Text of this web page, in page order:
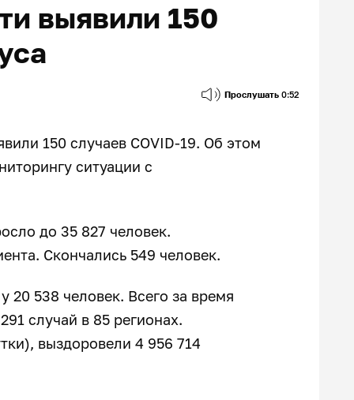
выявили 150
Прослушать 0:52
150 случаев COVID-19. Об этом
ситуации с
до 35 827 человек.
Скончались 549 человек.
20 538 человек. Всего за время
случай в 85 регионах.
выздоровели 4 956 714